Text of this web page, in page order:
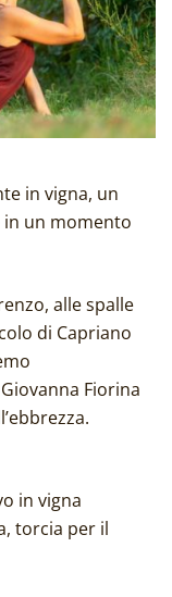
in vigna, un
in un momento
alle spalle
di Capriano
Fiorina
in vigna
torcia per il